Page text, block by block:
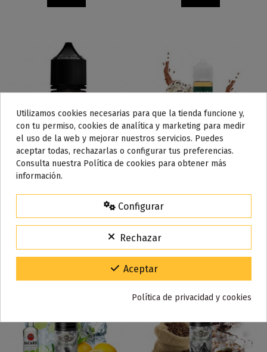
Fuera de stock
Hour 30ml
Fuera de stock
Crest
Utilizamos cookies necesarias para que la tienda funcione y,
con tu permiso, cookies de analítica y marketing para medir
el uso de la web y mejorar nuestros servicios. Puedes
aceptar todas, rechazarlas o configurar tus preferencias.
Consulta nuestra Política de cookies para obtener más
información.
Configurar
Rechazar
Aceptar
Política de privacidad y cookies